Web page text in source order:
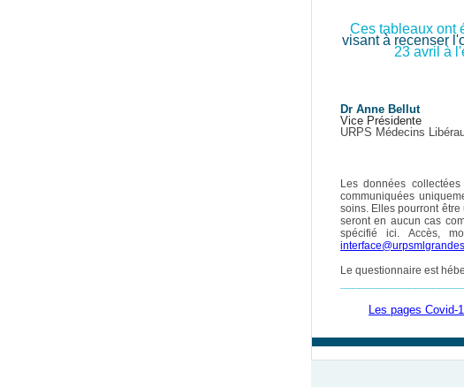
Ces tableaux ont
visant à recenser
23 avril à
Dr Anne Bellut
Vice Présidente
URPS Médecins
Les données
communiquées
soins. Elles pourront
seront en aucun cas
spécifié ici. Accès,
Le questionnaire est
Les pages Covid-